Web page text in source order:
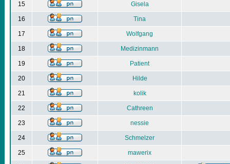
15 Gisela
16 Tina
17 Wolfgang
18 Medizinmann
19 Patient
20 Hilde
21 kolik
22 Cathreen
23 nessie
24 Schmelzer
25 mawerix